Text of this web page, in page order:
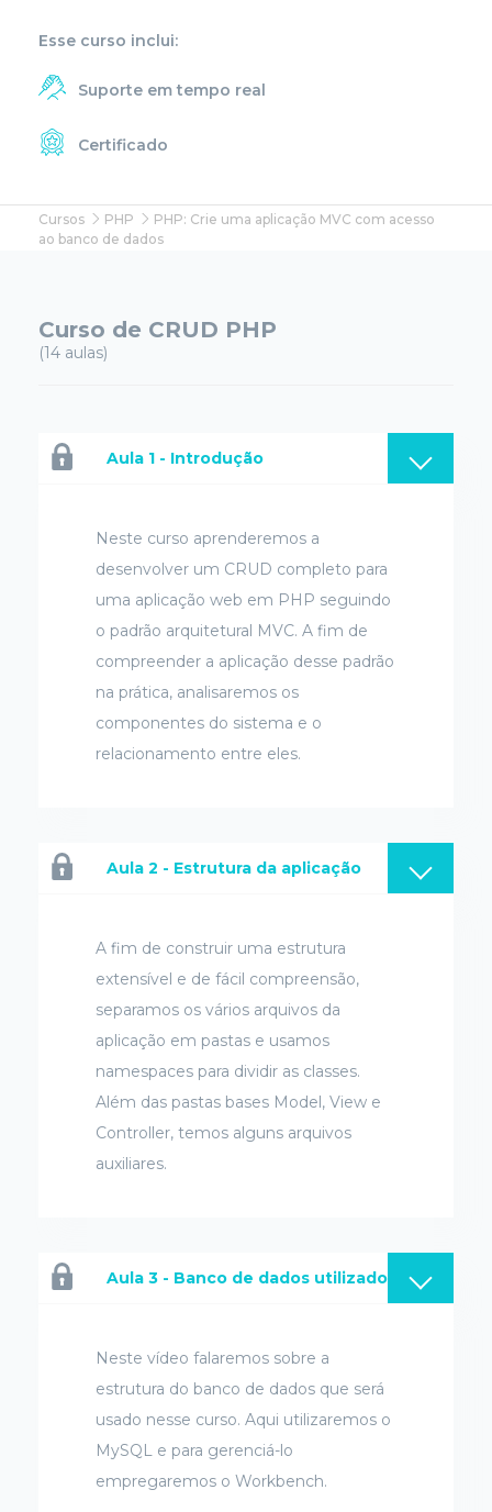
Esse curso inclui:
Suporte em tempo real
Certificado
Cursos PHP
PHP: Crie uma aplicação MVC com acesso
ao banco de dados
Curso de CRUD PHP
(14 aulas)
Aula 1 - Introdução
Neste curso aprenderemos a
desenvolver um CRUD completo para
uma aplicação web em PHP seguindo
o padrão arquitetural MVC. A fim de
compreender a aplicação desse padrão
na prática, analisaremos os
componentes do sistema e o
relacionamento entre eles.
Aula 2 - Estrutura da aplicação
A fim de construir uma estrutura
extensível e de fácil compreensão,
separamos os vários arquivos da
aplicação em pastas e usamos
namespaces para dividir as classes.
Além das pastas bases Model, View e
Controller, temos alguns arquivos
auxiliares.
Aula 3 - Banco de dados utilizado
Neste vídeo falaremos sobre a
estrutura do banco de dados que será
usado nesse curso. Aqui utilizaremos o
MySQL e para gerenciá-lo
empregaremos o Workbench.